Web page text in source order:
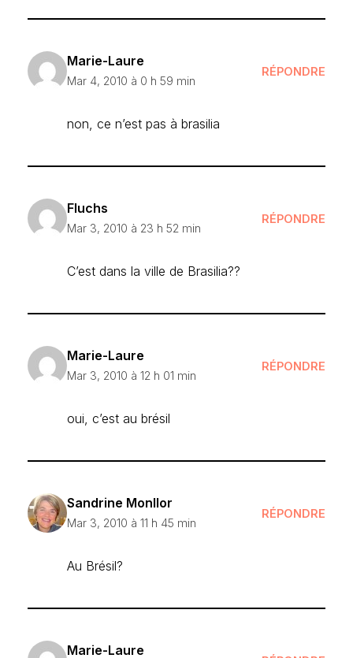
Marie-Laure
Mar 4, 2010 à 0 h 59 min
RÉPONDRE
non, ce n’est pas à brasilia
Fluchs
Mar 3, 2010 à 23 h 52 min
RÉPONDRE
C’est dans la ville de Brasilia??
Marie-Laure
Mar 3, 2010 à 12 h 01 min
RÉPONDRE
oui, c’est au brésil
Sandrine Monllor
Mar 3, 2010 à 11 h 45 min
RÉPONDRE
Au Brésil?
Marie-Laure